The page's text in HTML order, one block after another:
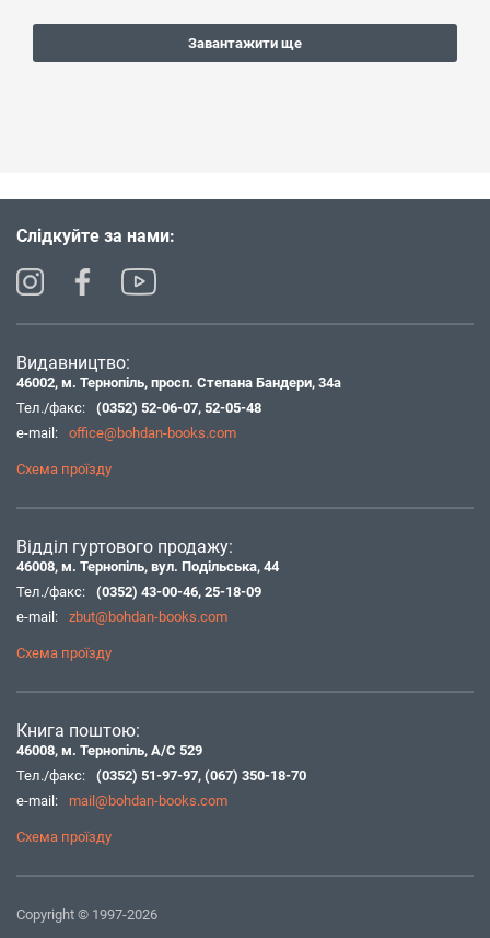
Завантажити ще
Слідкуйте за нами:
Видавництво:
46002, м. Тернопіль, просп. Степана Бандери, 34а
Тел./факс:
(0352) 52-06-07, 52-05-48
e-mail:
office@bohdan-books.com
Схема проїзду
Відділ гуртового продажу:
46008, м. Тернопіль, вул. Подільська, 44
Тел./факс:
(0352) 43-00-46, 25-18-09
e-mail:
zbut@bohdan-books.com
Схема проїзду
Книга поштою:
46008, м. Тернопіль, А/С 529
Тел./факс:
(0352) 51-97-97, (067) 350-18-70
e-mail:
mail@bohdan-books.com
Схема проїзду
Copyright © 1997-2026